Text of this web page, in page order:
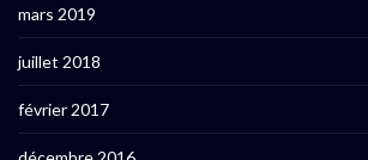
mars 2019
juillet 2018
février 2017